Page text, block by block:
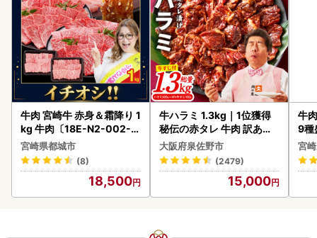
牛肉 宮崎牛 赤身＆霜降り 1
kg 牛肉〔18E-N2-002-1
kg-S4A6-CF〕
宮崎県都城市
(8)
18,500
牛ハラミ 1.3kg｜1位獲得
秘伝の赤タレ 牛肉 訳あり
焼肉 BBQ
大阪府泉佐野市
(2479)
15,000
牛
9種
-
シ!!
宮